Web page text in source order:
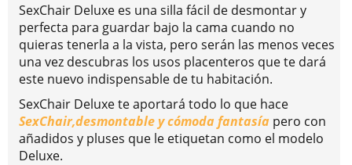
SexChair Deluxe es una silla fácil de desmontar y
perfecta para guardar bajo la cama cuando no
quieras tenerla a la vista, pero serán las menos veces
una vez descubras los usos placenteros que te dará
este nuevo indispensable de tu habitación.
SexChair Deluxe te aportará todo lo que hace
SexChair,desmontable y cómoda fantasía pero con
añadidos y pluses que le etiquetan como el modelo
Deluxe.